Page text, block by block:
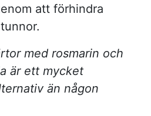
att förhindra
med rosmarin och
är ett mycket
än någon